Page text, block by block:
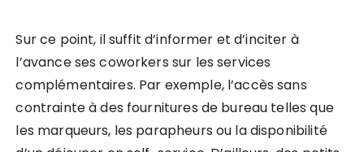
Sur ce point, il suffit d’informer et d’inciter à
l’avance ses coworkers sur les services
complémentaires. Par exemple, l’accès sans
contrainte à des fournitures de bureau telles que
les marqueurs, les parapheurs ou la disponibilité